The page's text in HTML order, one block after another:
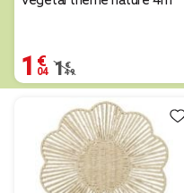
1,04 €
Prix remisé de 1,49
1,49 €